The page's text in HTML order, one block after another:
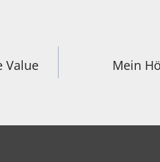
Value
Mein